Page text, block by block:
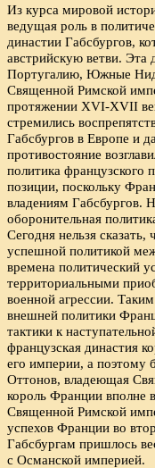
Из курса мировой
ведущая роль в
династии Габсбургов,
австрийскую ветви. Эта
Португалию, Южные
Священной Римской
протяжении XVI-XVII
стремились
Габсбургов в Европе и
противостояние
политика французского
позиции, поскольку
владениям Габсбургов.
оборонительная
Сегодня нельзя сказать,
успешной политикой
времена политический
территориальными
военной агрессии.
внешней политики
тактики к
французская династия
его империи, а поэтому
Оттонов, владеющая
король Франции вполне
Священной Римской
успехов Франции во
Габсбургам пришлось
с Османской империей.